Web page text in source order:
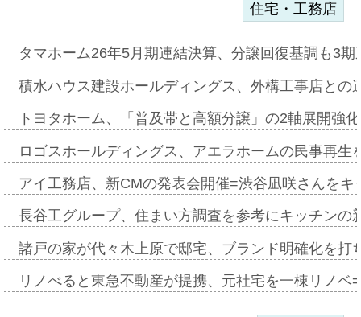
住宅・工務店
タマホーム26年5月期連結決算、分譲回復基調も3
積水ハウス建設ホールディングス、外構工事店と
トヨタホーム、「普及帯と高額分譲」の2軸展開強
ロゴスホールディングス、アエラホームの民事再
アイ工務店、新CMの発表会開催=渋谷凪咲さんを
長谷工グループ、住まい方調査を参考にキッチン
諸戸の家が代々木上原で邸宅、ブランド明確化を
リノべると東急不動産が提携、元社宅を一棟リノ